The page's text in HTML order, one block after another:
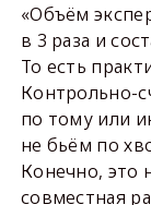
«Объём
в 3 раза и
То есть
Контрольно-
по тому или
не бьём по
Конечно, это
совместная